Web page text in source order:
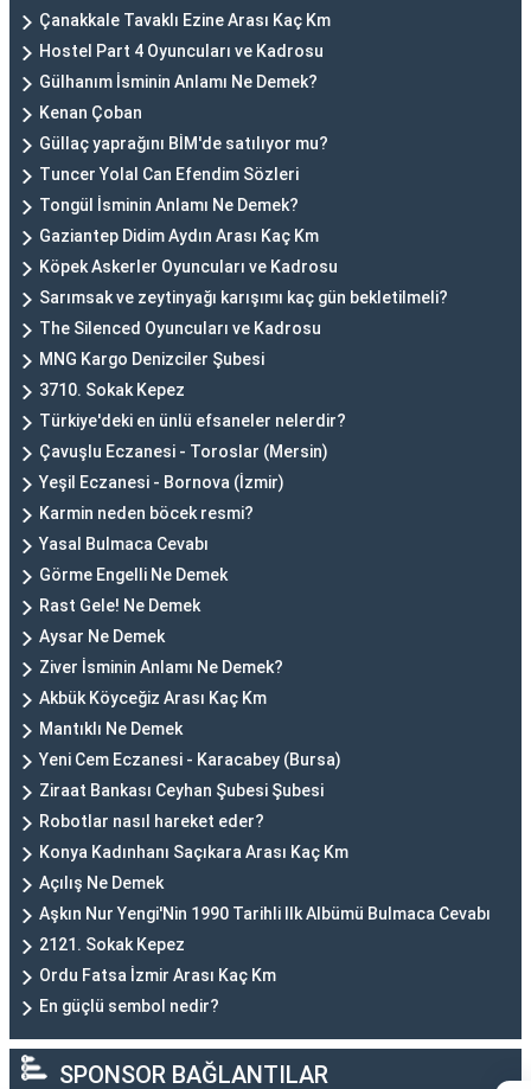
Çanakkale Tavaklı Ezine Arası Kaç Km
Hostel Part 4 Oyuncuları ve Kadrosu
Gülhanım İsminin Anlamı Ne Demek?
Kenan Çoban
Güllaç yaprağını BİM'de satılıyor mu?
Tuncer Yolal Can Efendim Sözleri
Tongül İsminin Anlamı Ne Demek?
Gaziantep Didim Aydın Arası Kaç Km
Köpek Askerler Oyuncuları ve Kadrosu
Sarımsak ve zeytinyağı karışımı kaç gün bekletilmeli?
The Silenced Oyuncuları ve Kadrosu
MNG Kargo Denizciler Şubesi
3710. Sokak Kepez
Türkiye'deki en ünlü efsaneler nelerdir?
Çavuşlu Eczanesi - Toroslar (Mersin)
Yeşil Eczanesi - Bornova (İzmir)
Karmin neden böcek resmi?
Yasal Bulmaca Cevabı
Görme Engelli Ne Demek
Rast Gele! Ne Demek
Aysar Ne Demek
Ziver İsminin Anlamı Ne Demek?
Akbük Köyceğiz Arası Kaç Km
Mantıklı Ne Demek
Yeni Cem Eczanesi - Karacabey (Bursa)
Ziraat Bankası Ceyhan Şubesi Şubesi
Robotlar nasıl hareket eder?
Konya Kadınhanı Saçıkara Arası Kaç Km
Açılış Ne Demek
Aşkın Nur Yengi'Nin 1990 Tarihli Ilk Albümü Bulmaca Cevabı
2121. Sokak Kepez
Ordu Fatsa İzmir Arası Kaç Km
En güçlü sembol nedir?
SPONSOR BAĞLANTILAR